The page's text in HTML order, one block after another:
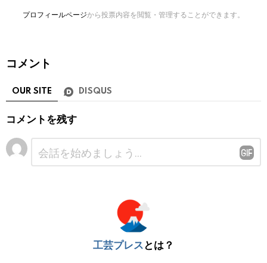
プロフィールページから投票内容を閲覧・管理することができます。
コメント
OUR SITE DISQUS
コメントを残す
工芸プレス とは？